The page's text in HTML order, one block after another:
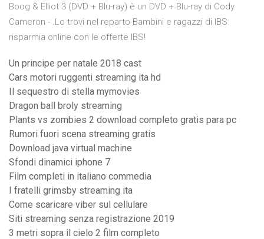
Boog & Elliot 3 (DVD + Blu-ray) è un DVD + Blu-ray di Cody
Cameron - .Lo trovi nel reparto Bambini e ragazzi di IBS:
risparmia online con le offerte IBS!
Un principe per natale 2018 cast
Cars motori ruggenti streaming ita hd
Il sequestro di stella mymovies
Dragon ball broly streaming
Plants vs zombies 2 download completo gratis para pc
Rumori fuori scena streaming gratis
Download java virtual machine
Sfondi dinamici iphone 7
Film completi in italiano commedia
I fratelli grimsby streaming ita
Come scaricare viber sul cellulare
Siti streaming senza registrazione 2019
3 metri sopra il cielo 2 film completo